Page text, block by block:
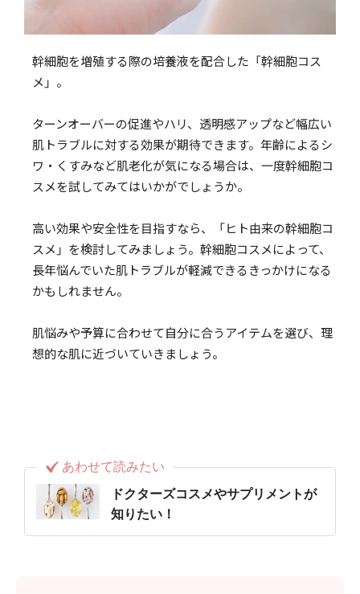
幹細胞を増殖する際の培養液を配合した「幹細胞コス
メ」。
ターンオーバーの促進やハリ、透明感アップなど幅広い
肌トラブルに対する効果が期待できます。年齢によるシ
ワ・くすみなど肌老化が気になる場合は、一度幹細胞コ
スメを試してみてはいかがでしょうか。
高い効果や安全性を目指すなら、「ヒト由来の幹細胞コ
スメ」を検討してみましょう。幹細胞コスメによって、
長年悩んでいた肌トラブルが軽減できるきっかけになる
かもしれません。
肌悩みや予算に合わせて自分に合うアイテムを選び、理
想的な肌に近づいていきましょう。
あわせて読みたい
ドクターズコスメやサプリメントが
知りたい！